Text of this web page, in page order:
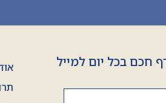
חכם בכל יום למייל